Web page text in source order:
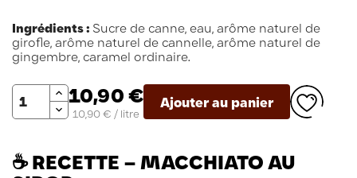
Ingrédients : Sucre de canne, eau, arôme naturel de
girofle, arôme naturel de cannelle, arôme naturel de
gingembre, caramel ordinaire.
Quantité 10,90 €
10,90 € / litre
Ajouter au panier
☕ RECETTE – MACCHIATO AU